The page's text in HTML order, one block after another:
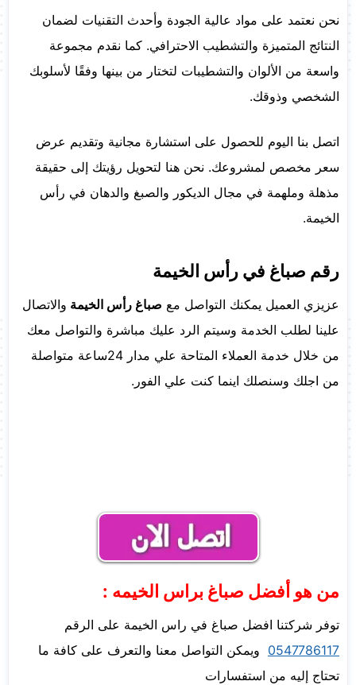
نحن نعتمد على مواد عالية الجودة وأحدث التقنيات لضمان
النتائج المتميزة والتشطيب الاحترافي. كما نقدم مجموعة
واسعة من الألوان والتشطيبات لتختار من بينها وفقًا لأسلوبك
الشخصي وذوقك.
اتصل بنا اليوم للحصول على استشارة مجانية وتقديم عرض
سعر مخصص لمشروعك. نحن هنا لتحويل رؤيتك إلى حقيقة
مذهلة وملهمة في مجال الديكور والصبغ والدهان في رأس
الخيمة.
رقم صباغ في رأس الخيمة
عزيزي العميل يمكنك التواصل مع صباغ رأس الخيمة والاتصال
علينا لطلب الخدمة وسيتم الرد عليك مباشرة والتواصل معك
من خلال خدمة العملاء المتاحة علي مدار 24ساعة متواصلة
من اجلك وسنصلك اينما كنت علي الفور.
من هو أفضل صباغ براس الخيمه :
توفر شركتنا افضل صباغ في راس الخيمة على الرقم
0547786117 ويمكن التواصل معنا والتعرف على كافة ما
تحتاج إليه من استفسارات